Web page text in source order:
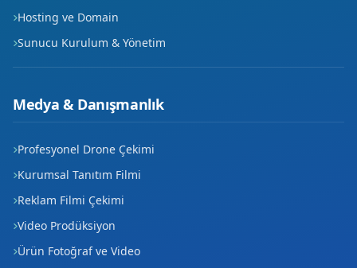
Hosting ve Domain
Sunucu Kurulum & Yönetim
Medya & Danışmanlık
Profesyonel Drone Çekimi
Kurumsal Tanıtım Filmi
Reklam Filmi Çekimi
Video Prodüksiyon
Ürün Fotoğraf ve Video